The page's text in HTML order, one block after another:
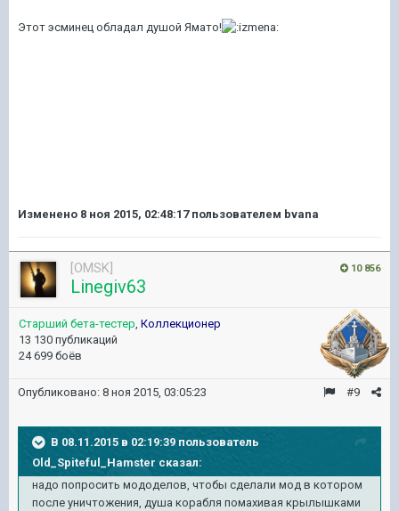
Этот эсминец обладал душой Ямато!
Изменено 8 ноя 2015, 02:48:17пользователем bvana
10 856
[OMSK]
Linegiv63
Старший бета-тестер Коллекционер
13 130 публикаций
24 699 боёв
#9
Опубликовано: 8 ноя 2015, 03:05:23
В 08.11.2015 в 02:19:39 пользователь
Old_Spiteful_Hamster сказал:
надо попросить мододелов, чтобы сделали мод в котором
после уничтожения, душа корабля помахивая крылышками